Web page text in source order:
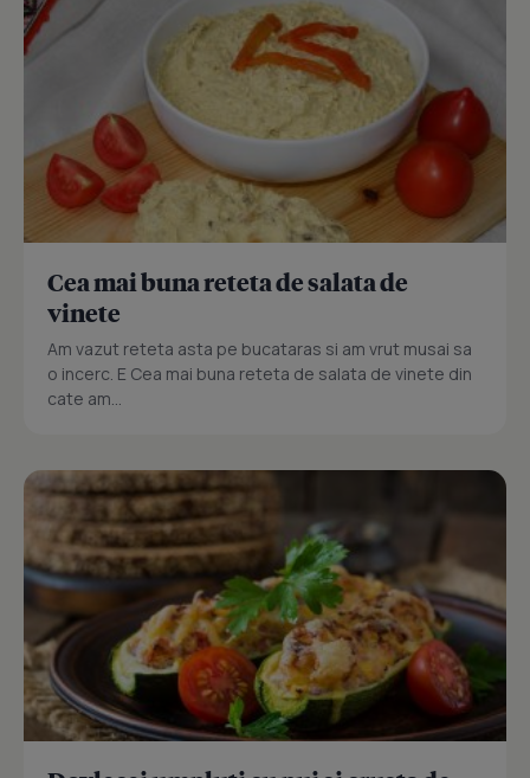
Cea mai buna reteta de salata de
vinete
Am vazut reteta asta pe bucataras si am vrut musai sa
o incerc. E Cea mai buna reteta de salata de vinete din
cate am...